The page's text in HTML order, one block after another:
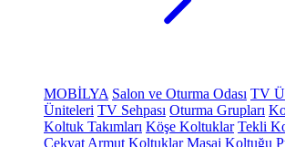
MOBİLYA Salon ve Oturma Odası TV
Üniteleri TV Sehpası Oturma Grupları
Koltuk Takımları Köşe Koltuklar Tekli
Çekyat Armut Koltuklar Masaj Koltuğu